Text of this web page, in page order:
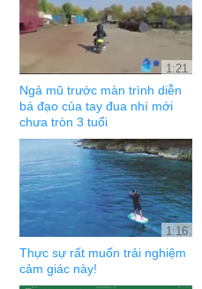
1:21
Ngả mũ trước màn trình diễn
bá đạo của tay đua nhí mới
chưa tròn 3 tuổi
1:16
Thực sự rất muốn trải nghiệm
cảm giác này!